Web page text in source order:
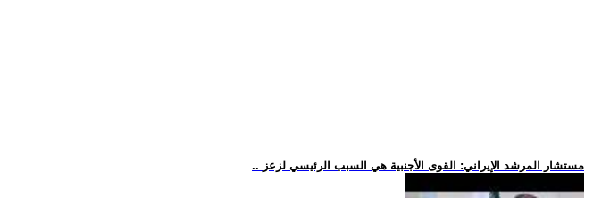
.. مستشار المرشد الإيراني: القوى الأجنبية هي السبب الرئيسي لزعز